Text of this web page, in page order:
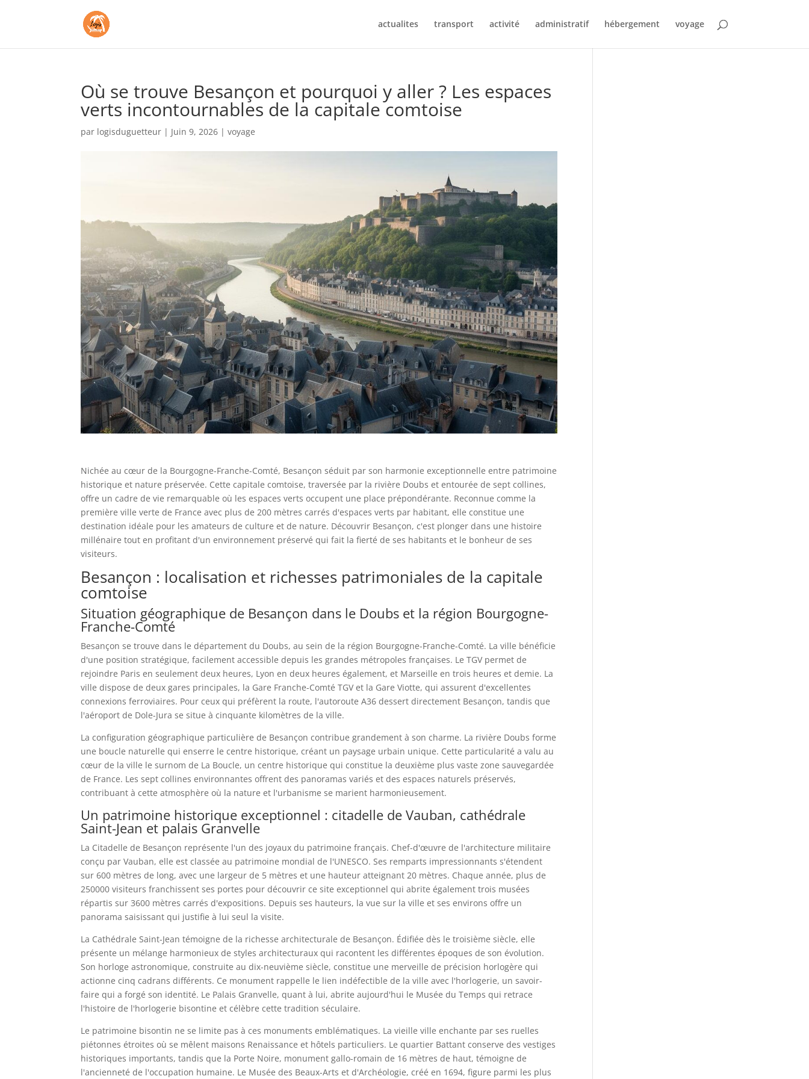
actualites transport activité administratif hébergement voyage
Où se trouve Besançon et pourquoi y aller ? Les espaces
verts incontournables de la capitale comtoise
par logisduguetteur | Juin 9, 2026 |voyage
Nichée au cœur de la Bourgogne-Franche-Comté, Besançon séduit par son harmonie exceptionnelle entre patrimoine
historique et nature préservée. Cette capitale comtoise, traversée par la rivière Doubs et entourée de sept collines,
offre un cadre de vie remarquable où les espaces verts occupent une place prépondérante. Reconnue comme la
première ville verte de France avec plus de 200 mètres carrés d'espaces verts par habitant, elle constitue une
destination idéale pour les amateurs de culture et de nature. Découvrir Besançon, c'est plonger dans une histoire
millénaire tout en profitant d'un environnement préservé qui fait la fierté de ses habitants et le bonheur de ses
visiteurs.
Besançon : localisation et richesses patrimoniales de la capitale
comtoise
Situation géographique de Besançon dans le Doubs et la région Bourgogne-
Franche-Comté
Besançon se trouve dans le département du Doubs, au sein de la région Bourgogne-Franche-Comté. La ville bénéficie
d'une position stratégique, facilement accessible depuis les grandes métropoles françaises. Le TGV permet de
rejoindre Paris en seulement deux heures, Lyon en deux heures également, et Marseille en trois heures et demie. La
ville dispose de deux gares principales, la Gare Franche-Comté TGV et la Gare Viotte, qui assurent d'excellentes
connexions ferroviaires. Pour ceux qui préfèrent la route, l'autoroute A36 dessert directement Besançon, tandis que
l'aéroport de Dole-Jura se situe à cinquante kilomètres de la ville.
La configuration géographique particulière de Besançon contribue grandement à son charme. La rivière Doubs forme
une boucle naturelle qui enserre le centre historique, créant un paysage urbain unique. Cette particularité a valu au
cœur de la ville le surnom de La Boucle, un centre historique qui constitue la deuxième plus vaste zone sauvegardée
de France. Les sept collines environnantes offrent des panoramas variés et des espaces naturels préservés,
contribuant à cette atmosphère où la nature et l'urbanisme se marient harmonieusement.
Un patrimoine historique exceptionnel : citadelle de Vauban, cathédrale
Saint-Jean et palais Granvelle
La Citadelle de Besançon représente l'un des joyaux du patrimoine français. Chef-d'œuvre de l'architecture militaire
conçu par Vauban, elle est classée au patrimoine mondial de l'UNESCO. Ses remparts impressionnants s'étendent
sur 600 mètres de long, avec une largeur de 5 mètres et une hauteur atteignant 20 mètres. Chaque année, plus de
250000 visiteurs franchissent ses portes pour découvrir ce site exceptionnel qui abrite également trois musées
répartis sur 3600 mètres carrés d'expositions. Depuis ses hauteurs, la vue sur la ville et ses environs offre un
panorama saisissant qui justifie à lui seul la visite.
La Cathédrale Saint-Jean témoigne de la richesse architecturale de Besançon. Édifiée dès le troisième siècle, elle
présente un mélange harmonieux de styles architecturaux qui racontent les différentes époques de son évolution.
Son horloge astronomique, construite au dix-neuvième siècle, constitue une merveille de précision horlogère qui
actionne cinq cadrans différents. Ce monument rappelle le lien indéfectible de la ville avec l'horlogerie, un savoir-
faire qui a forgé son identité. Le Palais Granvelle, quant à lui, abrite aujourd'hui le Musée du Temps qui retrace
l'histoire de l'horlogerie bisontine et célèbre cette tradition séculaire.
Le patrimoine bisontin ne se limite pas à ces monuments emblématiques. La vieille ville enchante par ses ruelles
piétonnes étroites où se mêlent maisons Renaissance et hôtels particuliers. Le quartier Battant conserve des vestiges
historiques importants, tandis que la Porte Noire, monument gallo-romain de 16 mètres de haut, témoigne de
l'ancienneté de l'occupation humaine. Le Musée des Beaux-Arts et d'Archéologie, créé en 1694, figure parmi les plus